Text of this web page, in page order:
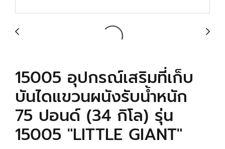
15005 อุปกรณ์เสริมที่เก็บ
บันไดแขวนผนังรับน้ำหนัก
75 ปอนด์ (34 กิโล) รุ่น
15005 "LITTLE GIANT"